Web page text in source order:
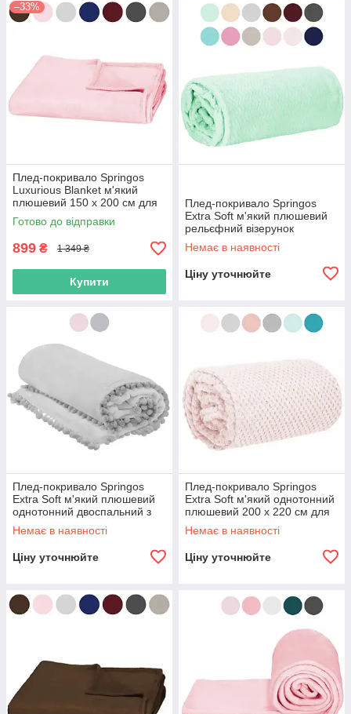
–33%
Плед-покривало Springos
Luxurious Blanket м'який
плюшевий 150 x 200 см для
дому Рожевий R_1901
Готово до відправки
899 ₴ 1 349 ₴
Купити
Плед-покривало Springos
Extra Soft м'який плюшевий
рельєфний візерунок
двоспальний євро 200 x 220
см для дому R_1889
Немає в наявності
Ціну уточнюйте
Плед-покривало Springos
Extra Soft м'який плюшевий
однотонний двоспальний з
помпонами 200 x 220 см для
дому
Немає в наявності
Ціну уточнюйте
Плед-покривало Springos
Extra Soft м'який однотонний
плюшевий 200 x 220 см для
дому R_1889
Немає в наявності
Ціну уточнюйте